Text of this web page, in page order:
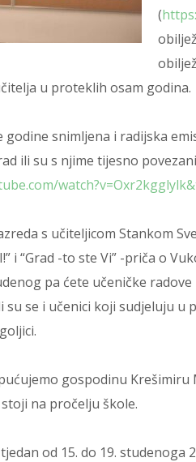
(
u proteklih osam godina.
godine snimljena i radijska
ili su s njime tijesno
s učiteljicom Stankom
i “Grad -to ste Vi” -priča o
pa ćete učeničke
su se i učenici koji sudjeluju u
gospodinu
na pročelju škole.
od 15. do 19.